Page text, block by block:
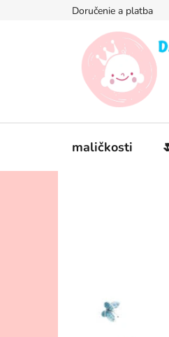
Doručenie a platba
maličkosti